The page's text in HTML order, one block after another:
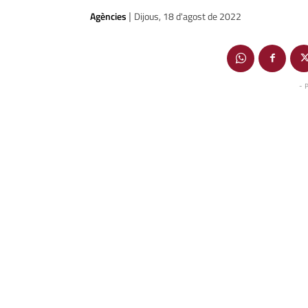
Agències | Dijous, 18 d'agost de 2022
-